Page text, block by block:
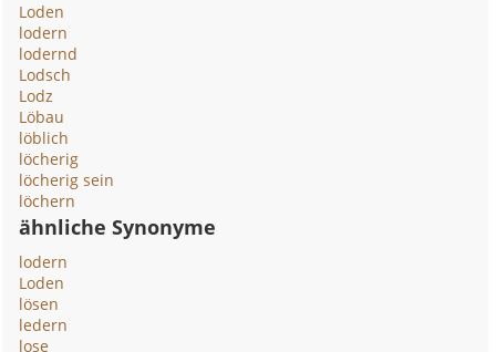
Loden
lodern
lodernd
Lodsch
Lodz
Löbau
löblich
löcherig
löcherig sein
löchern
ähnliche Synonyme
lodern
Loden
lösen
ledern
lose